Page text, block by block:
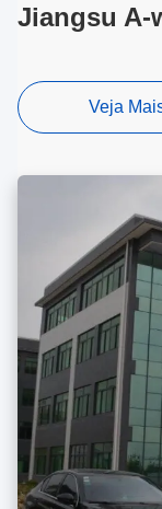
Jiangsu A-
Veja